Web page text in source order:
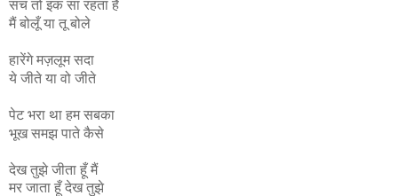
सच तो इक सा रहता है
मैं बोलूँ या तू बोले
हारेंगे मज़लूम सदा
ये जीते या वो जीते
पेट भरा था हम सबका
भूख समझ पाते कैसे
देख तुझे जीता हूँ मैं
मर जाता हूँ देख तुझे